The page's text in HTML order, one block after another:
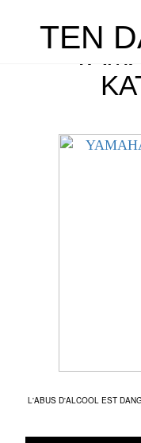
TEN
L'ABUS D'ALCOOL EST